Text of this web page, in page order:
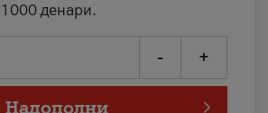
денари.
- +
Надополни